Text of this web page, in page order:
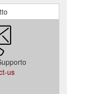
us